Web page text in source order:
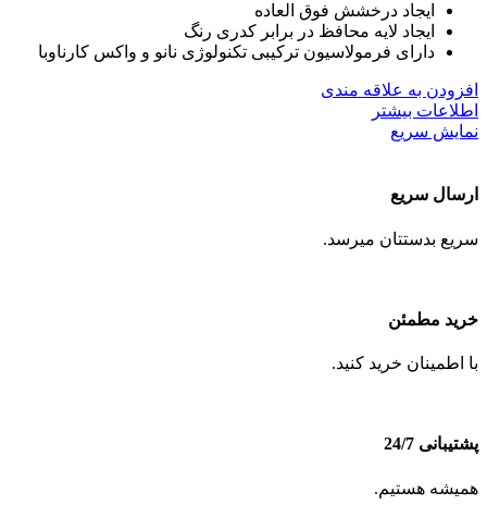
ایجاد درخشش فوق العاده
ایجاد لایه محافظ در برابر کدری رنگ
دارای فرمولاسیون ترکیبی تکنولوژی نانو و واکس کارناوبا
افزودن به علاقه مندی
اطلاعات بیشتر
نمایش سریع
ارسال سریع
سریع بدستتان میرسد.
خرید مطمئن
با اطمینان خرید کنید.
پشتیبانی 24/7
همیشه هستیم.